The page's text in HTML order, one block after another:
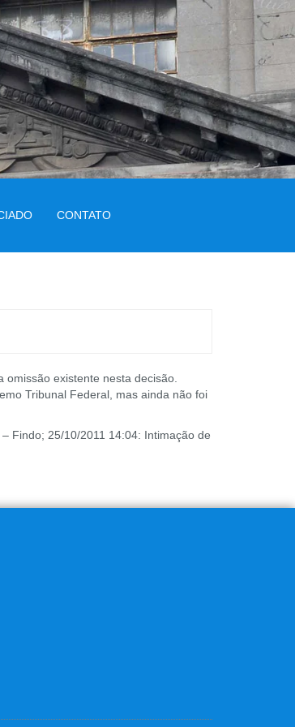
CONTATO
existente nesta decisão.
Tribunal Federal, mas ainda não foi
Findo; 25/10/2011 14:04: Intimação de